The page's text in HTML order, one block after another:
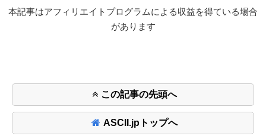
本記事はアフィリエイトプログラムによる収益を得ている場合
があります
この記事の先頭へ
ASCII.jpトップへ